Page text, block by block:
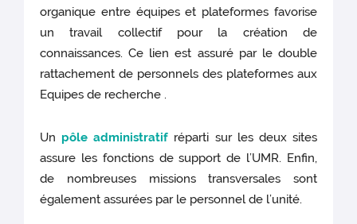
organique entre équipes et plateformes favorise
un travail collectif pour la création de
connaissances. Ce lien est assuré par le double
rattachement de personnels des plateformes aux
Equipes de recherche .
Un pôle administratif réparti sur les deux sites
assure les fonctions de support de l’UMR. Enfin,
de nombreuses missions transversales sont
également assurées par le personnel de l’unité.